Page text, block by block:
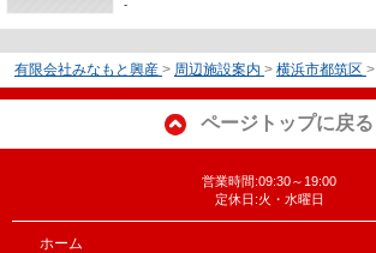
-
有限会社みなもと興産 > 周辺施設案内 > 横浜市都筑区 >
ページトップに戻る
営業時間:09:30～19:00
定休日:火・水曜日
ホーム